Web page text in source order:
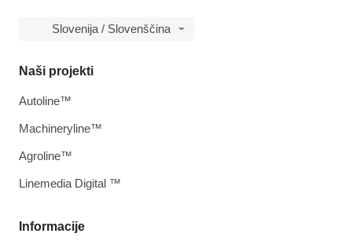
Slovenija / Slovenščina
Informacije
Naši projekti
Autoline™
Machineryline™
Agroline™
Linemedia Digital ™